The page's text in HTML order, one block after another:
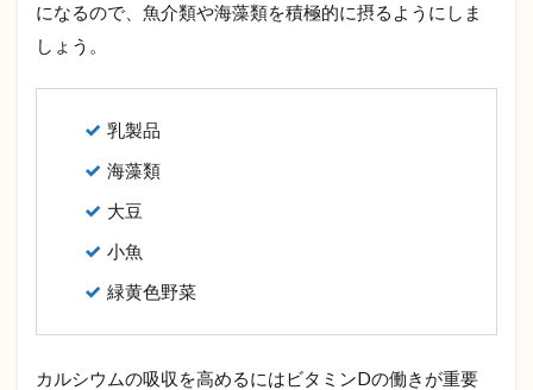
になるので、魚介類や海藻類を積極的に摂るようにしま
しょう。
乳製品
海藻類
大豆
小魚
緑黄色野菜
カルシウムの吸収を高めるにはビタミンDの働きが重要